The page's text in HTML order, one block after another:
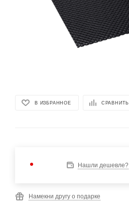
В ИЗБРАННОЕ СРАВНИТЬ
Нашли дешевле?
Намекни другу о подарке